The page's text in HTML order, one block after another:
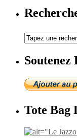
Soutenez
Tote Bag